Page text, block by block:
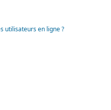
utilisateurs en ligne ?